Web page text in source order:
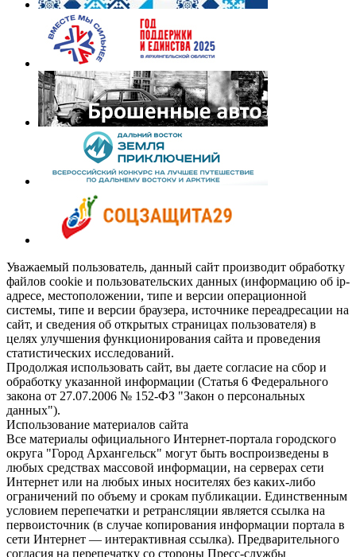
Уважаемый пользователь, данный сайт производит обработку
файлов cookie и пользовательских данных (информацию об ip-
адресе, местоположении, типе и версии операционной
системы, типе и версии браузера, источнике переадресации на
сайт, и сведения об открытых страницах пользователя) в
целях улучшения функционирования сайта и проведения
статистических исследований.
Продолжая использовать сайт, вы даете согласие на сбор и
обработку указанной информации (Статья 6 Федерального
закона от 27.07.2006 № 152-ФЗ "Закон о персональных
данных").
Использование материалов сайта
Все материалы официального Интернет-портала городского
округа "Город Архангельск" могут быть воспроизведены в
любых средствах массовой информации, на серверах сети
Интернет или на любых иных носителях без каких-либо
ограничений по объему и срокам публикации. Единственным
условием перепечатки и ретрансляции является ссылка на
первоисточник (в случае копирования информации портала в
сети Интернет — интерактивная ссылка). Предварительного
согласия на перепечатку со стороны Пресс-службы